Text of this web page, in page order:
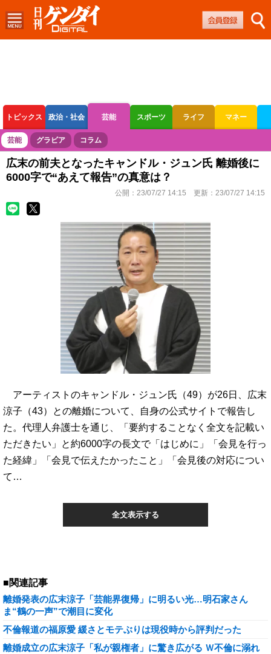
トピックス 政治・社会 芸能 スポーツ ライフ マネー
ボートレース 競輪 オートレース
芸能 グラビア コラム
広末の前夫となったキャンドル・ジュン氏 離婚後に
6000字で“あえて報告”の真意は？
公開： 23/07/27 14:15 更新： 23/07/27 14:15
アーティストのキャンドル・ジュン氏（49）が26日、広末
涼子（43）との離婚について、自身の公式サイトで報告し
た。代理人弁護士を通じ、「要約することなく全文を記載い
ただきたい」と約6000字の長文で「はじめに」「会見を行っ
た経緯」「会見で伝えたかったこと」「会見後の対応につい
て…
全文表示する
■関連記事
離婚発表の広末涼子「芸能界復帰」に明るい光…明石家さん
ま“鶴の一声”で潮目に変化
不倫報道の福原愛 緩さとモテぶりは現役時から評判だった
離婚成立の広末涼子「私が親権者」に驚き広がる Ｗ不倫に溺れ